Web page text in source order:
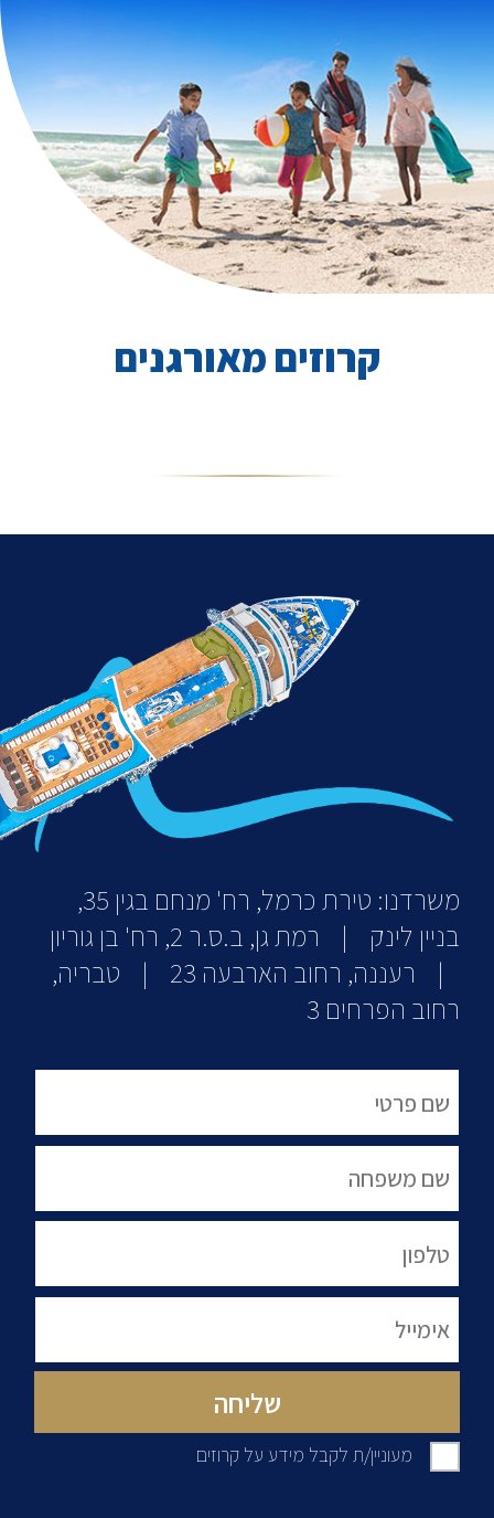
קרוזים מאורגנים
משרדנו: טירת כרמל, רח' מנחם בגין 35,
בניין לינק | רמת גן, ב.ס.ר 2, רח' בן גוריון
| רעננה, רחוב הארבעה 23 | טבריה,
רחוב הפרחים 3
מעוניין/ת לקבל מידע על קרוזים